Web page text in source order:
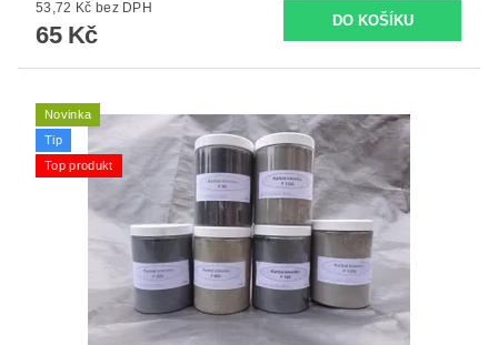
53,72 Kč bez DPH
65 Kč
Novinka
Tip
Top produkt